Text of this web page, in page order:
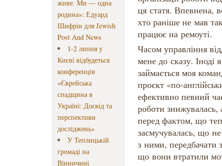
живе. Ми — одна
родина»: Едуард
Шифрін для Jewish
Post And News
1-2 липня у
Києві відбудеться
конференція
«Єврейська
спадщина в
Україні: Досвід та
перспективи
досліджень»
У Теплицькій
громаді на
Вінничині
ця статя. Впевнена,
хто раніше не мав
працює на ремоуті.
Часом управління
мене до сказу. Іноді
займається моя
проєкт «по-
ефективно певний
роботи
перед фактом, що
засмучувалась, що
з ними, передбачати
що вони втратили